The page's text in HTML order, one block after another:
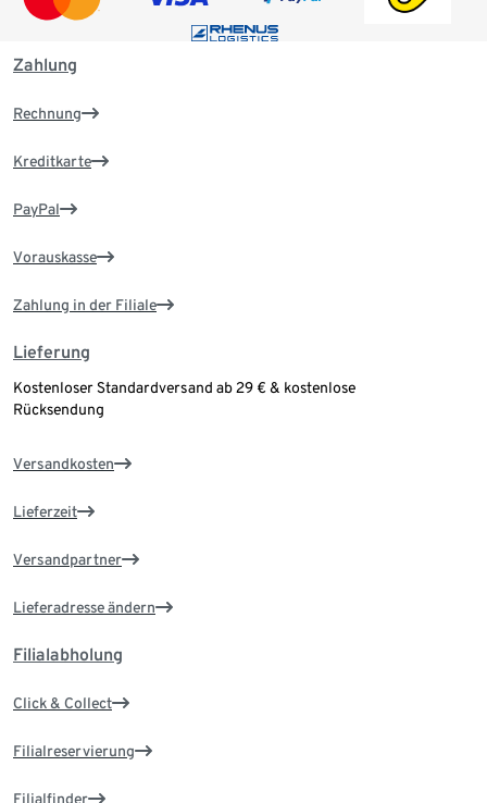
Zahlung
Rechnung
Kreditkarte
PayPal
Vorauskasse
Zahlung in der Filiale
Lieferung
Kostenloser Standardversand ab 29 € & kostenlose
Rücksendung
Versandkosten
Lieferzeit
Versandpartner
Lieferadresse ändern
Filialabholung
Click & Collect
Filialreservierung
Filialfinder